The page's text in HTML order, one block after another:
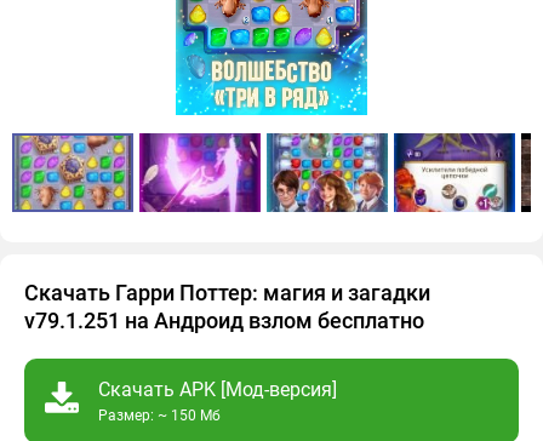
Скачать Гарри Поттер: магия и загадки
v79.1.251 на Андроид взлом бесплатно
Скачать APK [Мод-версия]
Размер: ~ 150 Мб